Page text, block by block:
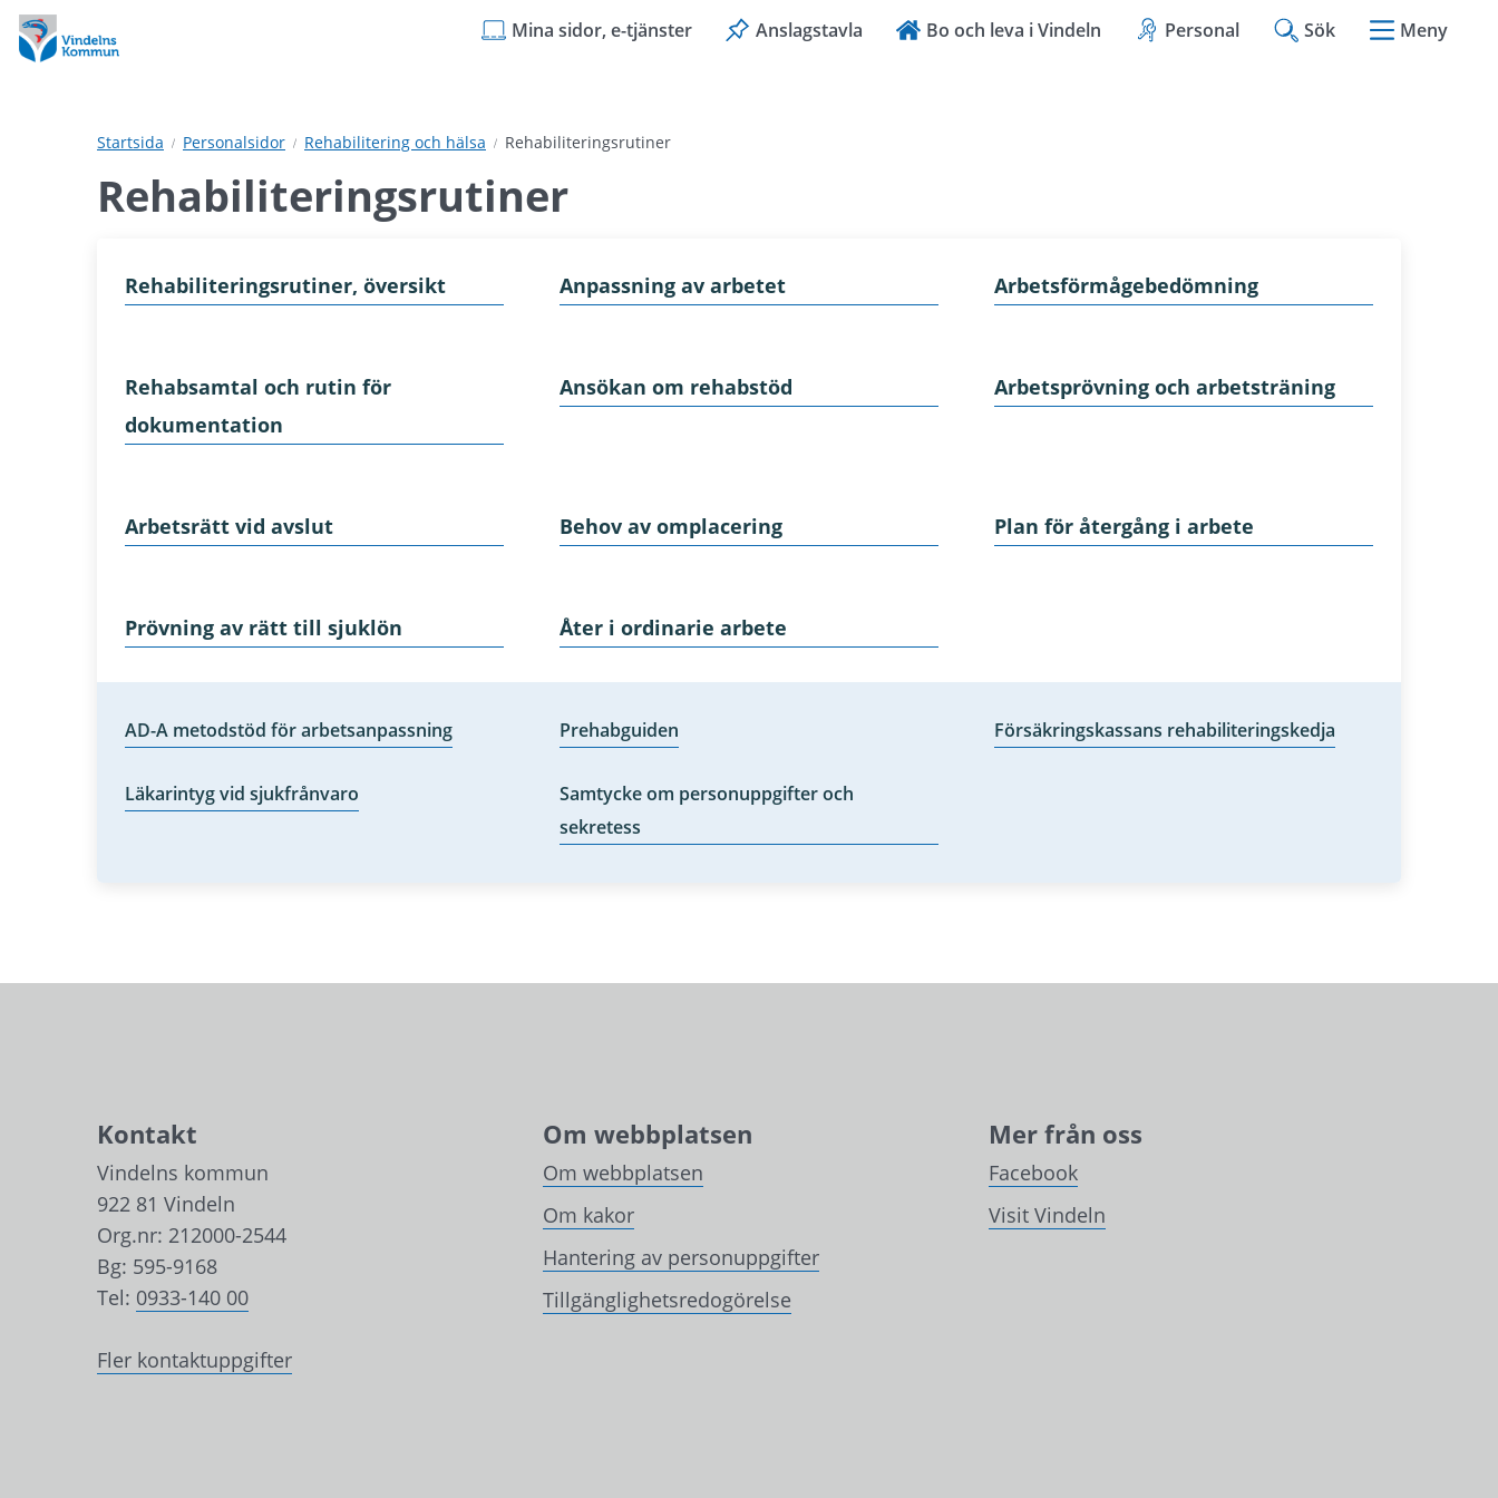
Hoppa
till
innehåll
Hoppa
till
undermeny
Mina sidor, e-tjänster Anslagstavla Bo och leva i Vindeln Personal Sök Meny
Startsida Personalsidor Rehabilitering och hälsa Rehabiliteringsrutiner
Rehabiliteringsrutiner
Rehabiliteringsrutiner, översikt Anpassning av arbetet Arbetsförmågebedömning
Rehabsamtal och rutin för
dokumentation
Ansökan om rehabstöd Arbetsprövning och arbetsträning
Arbetsrätt vid avslut Behov av omplacering Plan för återgång i arbete
Prövning av rätt till sjuklön Åter i ordinarie arbete
AD-A metodstöd för arbetsanpassning Prehabguiden Försäkringskassans rehabiliteringskedja
Läkarintyg vid sjukfrånvaro
Samtycke om personuppgifter och
sekretess
Kontakt
Vindelns kommun
922 81 Vindeln
Org.nr: 212000-2544
Bg: 595-9168
Tel: 0933-140 00
Fler kontaktuppgifter
Om webbplatsen
Om webbplatsen
Om kakor
Hantering av personuppgifter
Tillgänglighetsredogörelse
Mer från oss
Facebook
Visit Vindeln